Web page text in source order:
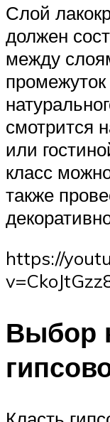
Слой
должен
между
смотрится
или
класс
также
https://
Выбор